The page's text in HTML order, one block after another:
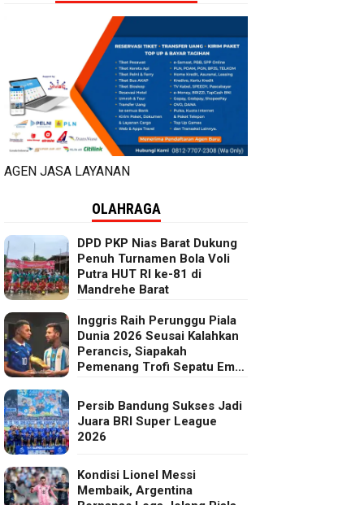
AGEN JASA LAYANAN
OLAHRAGA
DPD PKP Nias Barat Dukung
Penuh Turnamen Bola Voli
Putra HUT RI ke-81 di
Mandrehe Barat
Inggris Raih Perunggu Piala
Dunia 2026 Seusai Kalahkan
Perancis, Siapakah
Pemenang Trofi Sepatu Emas
Persib Bandung Sukses Jadi
Juara BRI Super League
2026
Kondisi Lionel Messi
Membaik, Argentina